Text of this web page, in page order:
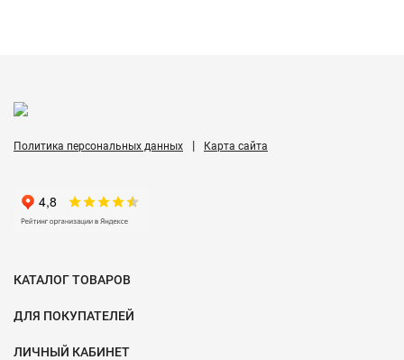
Политика персональных данных | Карта сайта
КАТАЛОГ ТОВАРОВ
ДЛЯ ПОКУПАТЕЛЕЙ
ЛИЧНЫЙ КАБИНЕТ